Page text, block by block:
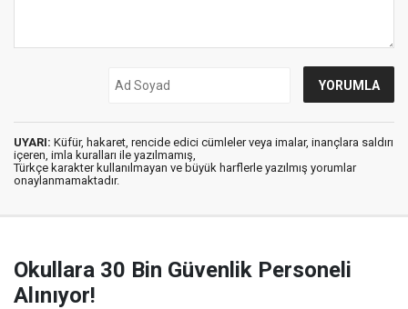
UYARI: Küfür, hakaret, rencide edici cümleler veya imalar, inançlara saldırı
içeren, imla kuralları ile yazılmamış,
Türkçe karakter kullanılmayan ve büyük harflerle yazılmış yorumlar
onaylanmamaktadır.
Okullara 30 Bin Güvenlik Personeli
Alınıyor!